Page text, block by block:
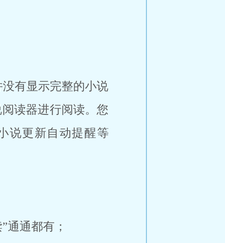
有显示完整的小说
读器进行阅读。您
说更新自动提醒等
通通都有；